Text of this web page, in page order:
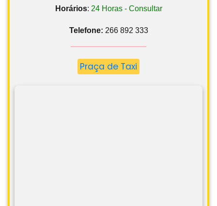
Horários: 24 Horas - Consultar
Telefone: 266 892 333
Praça de Taxi